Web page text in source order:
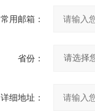
常用邮箱：
省份：
详细地址：